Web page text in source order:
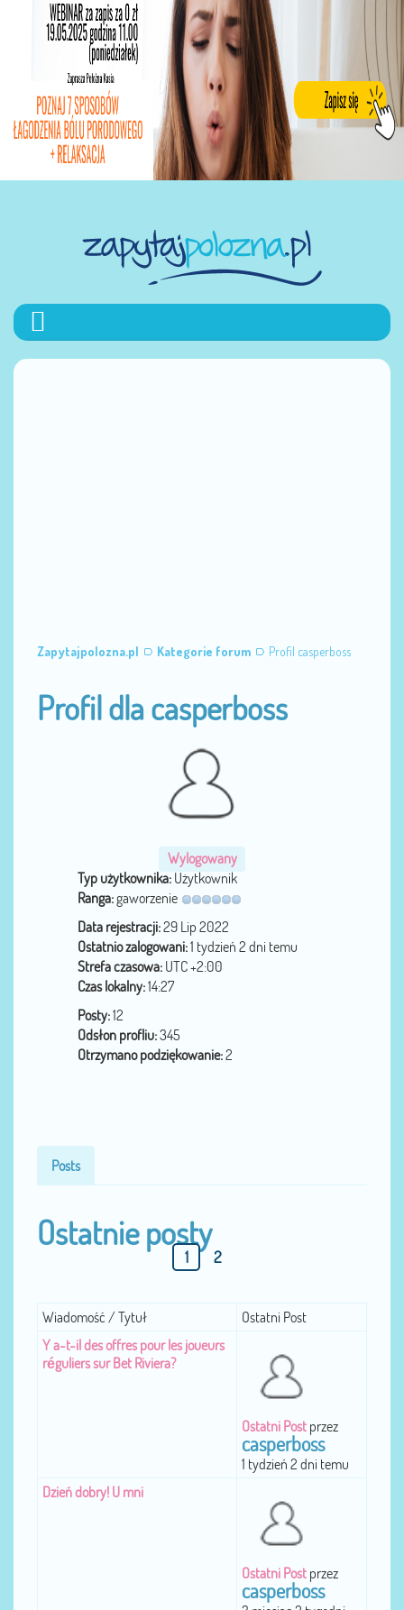
Zapytajpolozna.pl Kategorie forum Profil casperboss
Profil dla casperboss
Wylogowany
Typ użytkownika: Użytkownik
Ranga:gaworzenie
Data rejestracji:29 Lip 2022
Ostatnio zalogowani:1 tydzień 2 dni temu
Strefa czasowa: UTC +2:00
Czas lokalny:14:27
Posty:12
Odsłon profliu:345
Otrzymano podziękowanie:2
Posts
Ostatnie posty
1 2
Wiadomość / Tytuł
Ostatni Post
Y a-t-il des offres pour les joueurs
réguliers sur Bet Riviera?
Ostatni Post przez
casperboss
1 tydzień 2 dni temu
Dzień dobry! U mni
Ostatni Post przez
casperboss